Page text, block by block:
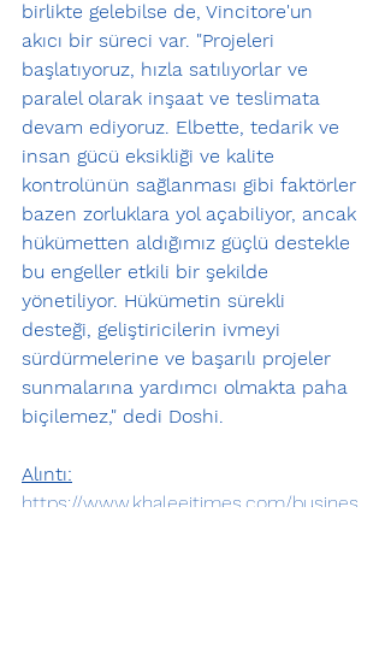
birlikte gelebilse de, Vincitore'un
akıcı bir süreci var. "Projeleri
başlatıyoruz, hızla satılıyorlar ve
paralel olarak inşaat ve teslimata
devam ediyoruz. Elbette, tedarik ve
insan gücü eksikliği ve kalite
kontrolünün sağlanması gibi faktörler
bazen zorluklara yol açabiliyor, ancak
hükümetten aldığımız güçlü destekle
bu engeller etkili bir şekilde
yönetiliyor. Hükümetin sürekli
desteği, geliştiricilerin ivmeyi
sürdürmelerine ve başarılı projeler
sunmalarına yardımcı olmakta paha
biçilemez," dedi Doshi.
Alıntı:
https://www.khaleejtimes.com/busines